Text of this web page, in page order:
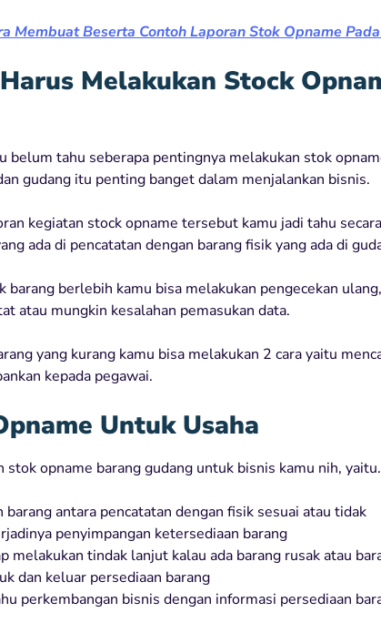
Membuat Beserta Contoh Laporan Stok Opname
Melakukan Stock
belum tahu seberapa pentingnya melakukan stok
gudang itu penting banget dalam menjalankan bisnis.
kegiatan stock opname tersebut kamu jadi tahu
ada di pencatatan dengan barang fisik yang ada di
barang berlebih kamu bisa melakukan pengecekan
atau mungkin kesalahan pemasukan data.
yang kurang kamu bisa melakukan 2 cara yaitu
kepada pegawai.
Untuk Usaha
stok opname barang gudang untuk bisnis kamu nih, yaitu.
barang antara pencatatan dengan fisik sesuai atau tidak
penyimpangan ketersediaan barang
melakukan tindak lanjut kalau ada barang rusak atau
dan keluar persediaan barang
perkembangan bisnis dengan informasi persediaan